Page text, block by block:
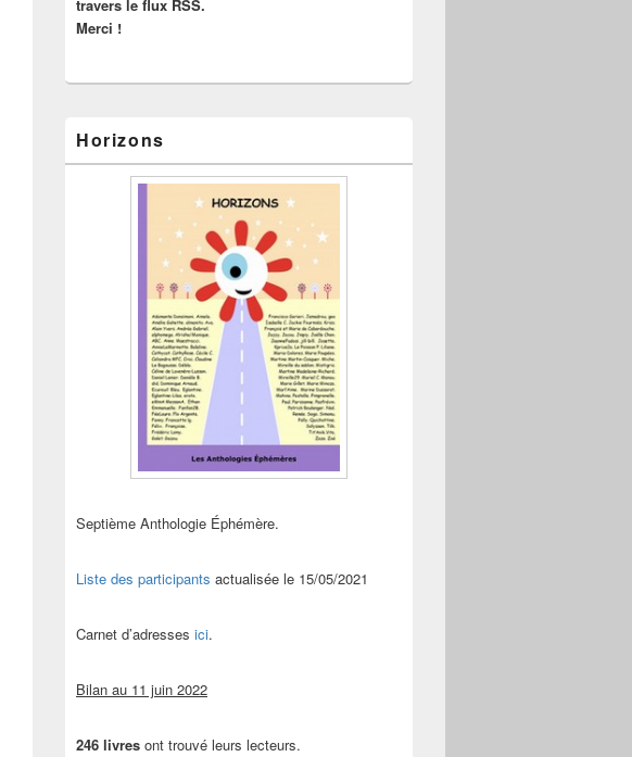
travers le flux RSS.
Merci !
Horizons
Septième Anthologie Éphémère.
Liste des participants actualisée le 15/05/2021
Carnet d’adresses ici.
Bilan au 11 juin 2022
246 livres ont trouvé leurs lecteurs.